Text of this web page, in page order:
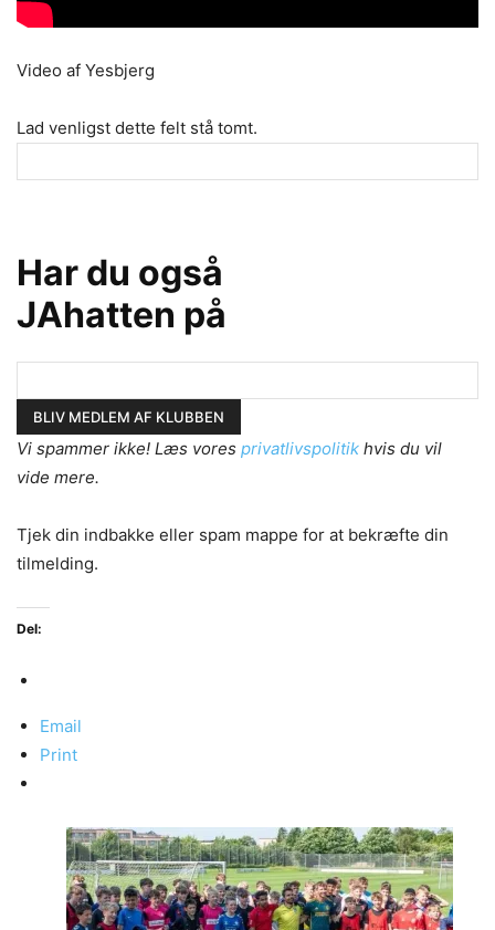
Video af Yesbjerg
Lad venligst dette felt stå tomt.
Har du også
JAhatten på
Vi spammer ikke! Læs vores privatlivspolitik hvis du vil
vide mere.
Tjek din indbakke eller spam mappe for at bekræfte din
tilmelding.
Del:
Email
Print